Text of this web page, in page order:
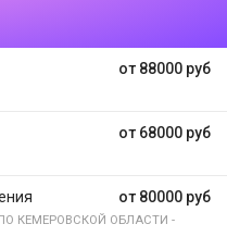
от 88000 руб
от 68000 руб
от 80000 руб
КЕМЕРОВСКОЙ ОБЛАСТИ -